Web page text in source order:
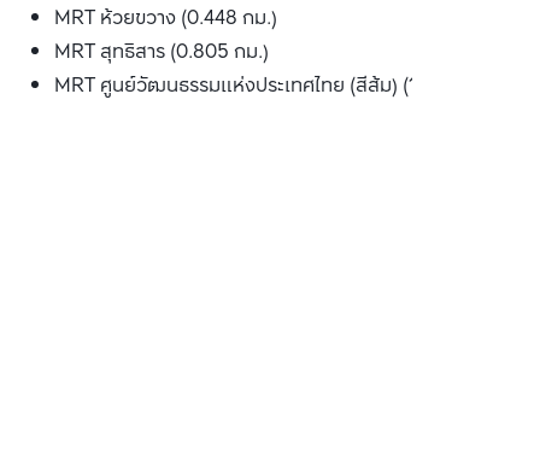
MRT ห้วยขวาง (0.448 กม.)
MRT สุทธิสาร (0.805 กม.)
MRT ศูนย์วัฒนธรรมแห่งประเทศไทย (สีส้ม) (1.717 กม.)